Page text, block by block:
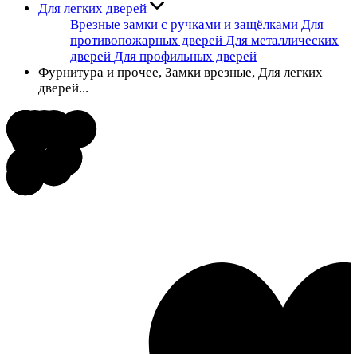
Для легких дверей
Врезные замки с ручками и защёлками Для
противопожарных дверей Для металлических
дверей Для профильных дверей
Фурнитура и прочее, Замки врезные, Для легких
дверей...